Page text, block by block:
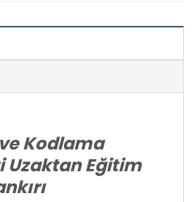
Kodlama
Uzaktan Eğitim